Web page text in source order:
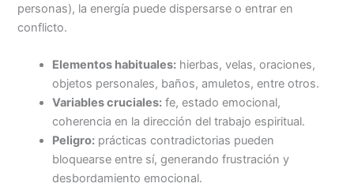
personas), la energía puede dispersarse o entrar en
conflicto.
Elementos habituales: hierbas, velas, oraciones,
objetos personales, baños, amuletos, entre otros.
Variables cruciales: fe, estado emocional,
coherencia en la dirección del trabajo espiritual.
Peligro: prácticas contradictorias pueden
bloquearse entre sí, generando frustración y
desbordamiento emocional.